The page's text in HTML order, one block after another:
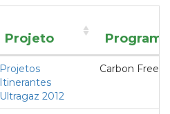
Projeto Programa
Projetos
Itinerantes
Ultragaz 2012
Carbon Free